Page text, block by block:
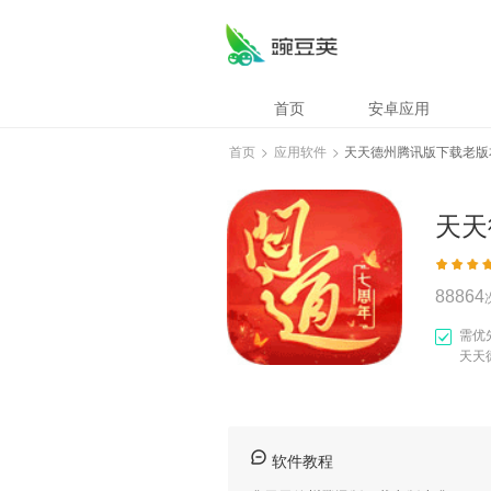
首页 安卓应用
首页 > 应用软件 > 天天德州腾讯版下载老
天
88864
需优
天天
软件教程